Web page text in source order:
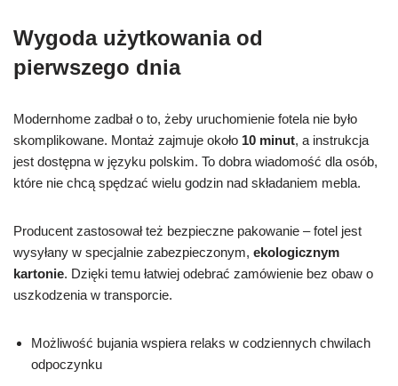
Wygoda użytkowania od
pierwszego dnia
Modernhome zadbał o to, żeby uruchomienie fotela nie było
skomplikowane. Montaż zajmuje około 10 minut, a instrukcja
jest dostępna w języku polskim. To dobra wiadomość dla osób,
które nie chcą spędzać wielu godzin nad składaniem mebla.
Producent zastosował też bezpieczne pakowanie – fotel jest
wysyłany w specjalnie zabezpieczonym, ekologicznym
kartonie. Dzięki temu łatwiej odebrać zamówienie bez obaw o
uszkodzenia w transporcie.
Możliwość bujania wspiera relaks w codziennych chwilach
odpoczynku